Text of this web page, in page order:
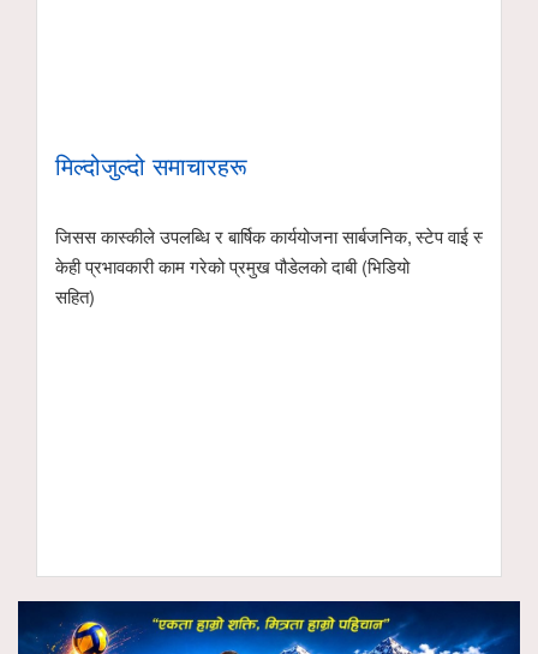
मिल्दोजुल्दो समाचारहरू
स्टेप वाई स्टेप मा.वि.मा नेपाली भाषा कौशल प्रतियोगिता